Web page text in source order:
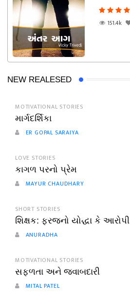
151.4k
NEW REALESED
MOTIVATIONAL STORIES
માર્ગદર્શિકા
ER GOPAL SARAIYA
LOVE STORIES
કાગળ પરનો પ્રેમ
MAYUR CHAUDHARY
SHORT STORIES
શિક્ષક: ફરજનો યોદ્ધા કે આરોપી
ANURADHA
MOTIVATIONAL STORIES
સફળતા અને જવાબદારી
MITAL PATEL